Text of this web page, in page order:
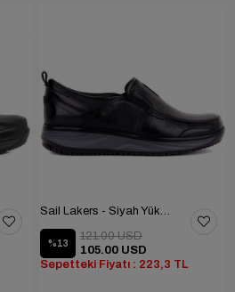
Sail Lakers - Siyah Yüksek Taban Günlük Ayakkabı
%13
105.00 USD
121.00 USD
Sepetteki Fiyatı : 223,3 TL